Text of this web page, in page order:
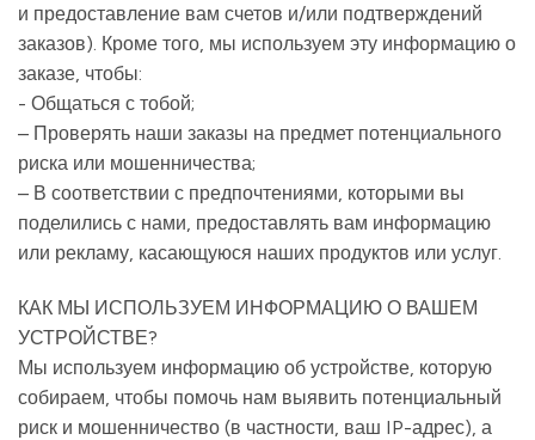
и предоставление вам счетов и/или подтверждений
заказов). Кроме того, мы используем эту информацию о
заказе, чтобы:
- Общаться с тобой;
– Проверять наши заказы на предмет потенциального
риска или мошенничества;
– В соответствии с предпочтениями, которыми вы
поделились с нами, предоставлять вам информацию
или рекламу, касающуюся наших продуктов или услуг.
КАК МЫ ИСПОЛЬЗУЕМ ИНФОРМАЦИЮ О ВАШЕМ
УСТРОЙСТВЕ?
Мы используем информацию об устройстве, которую
собираем, чтобы помочь нам выявить потенциальный
риск и мошенничество (в частности, ваш IP-адрес), а